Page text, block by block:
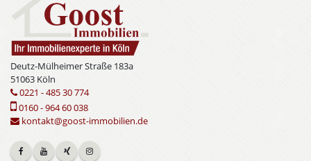
Deutz-Mülheimer Straße 183a
51063 Köln
0221 - 485 30 774
0160 - 964 60 038
kontakt@goost-immobilien.de